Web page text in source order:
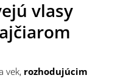
vlasy
vek, rozhodujúcim